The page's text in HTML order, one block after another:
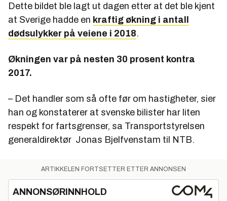
Dette bildet ble lagt ut dagen etter at det ble kjent
at Sverige hadde en kraftig økning i antall
dødsulykker på veiene i 2018.
Økningen var på nesten 30 prosent kontra
2017.
– Det handler som så ofte før om hastigheter, sier
han og konstaterer at svenske bilister har liten
respekt for fartsgrenser, sa Transportstyrelsen
generaldirektør Jonas Bjelfvenstam til NTB.
ARTIKKELEN FORTSETTER ETTER ANNONSEN
ANNONSØRINNHOLD